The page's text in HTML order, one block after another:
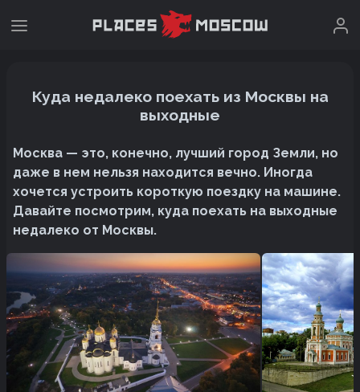
Куда недалеко поехать из Москвы на
выходные
Москва — это, конечно, лучший город Земли, но
даже в нем нельзя находится вечно. Иногда
хочется устроить короткую поездку на машине.
Давайте посмотрим, куда поехать на выходные
недалеко от Москвы.